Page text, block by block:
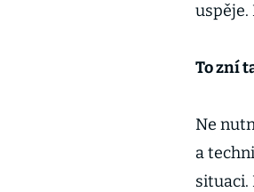
uspěje.
To zní
Ne
a
situaci.